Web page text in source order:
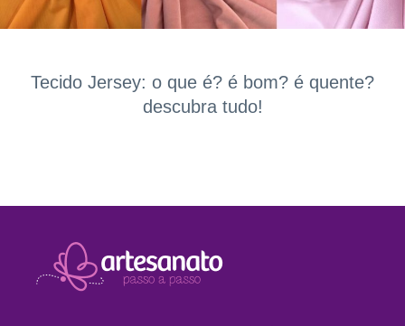
Tecido Jersey: o que é? é bom? é quente?
descubra tudo!